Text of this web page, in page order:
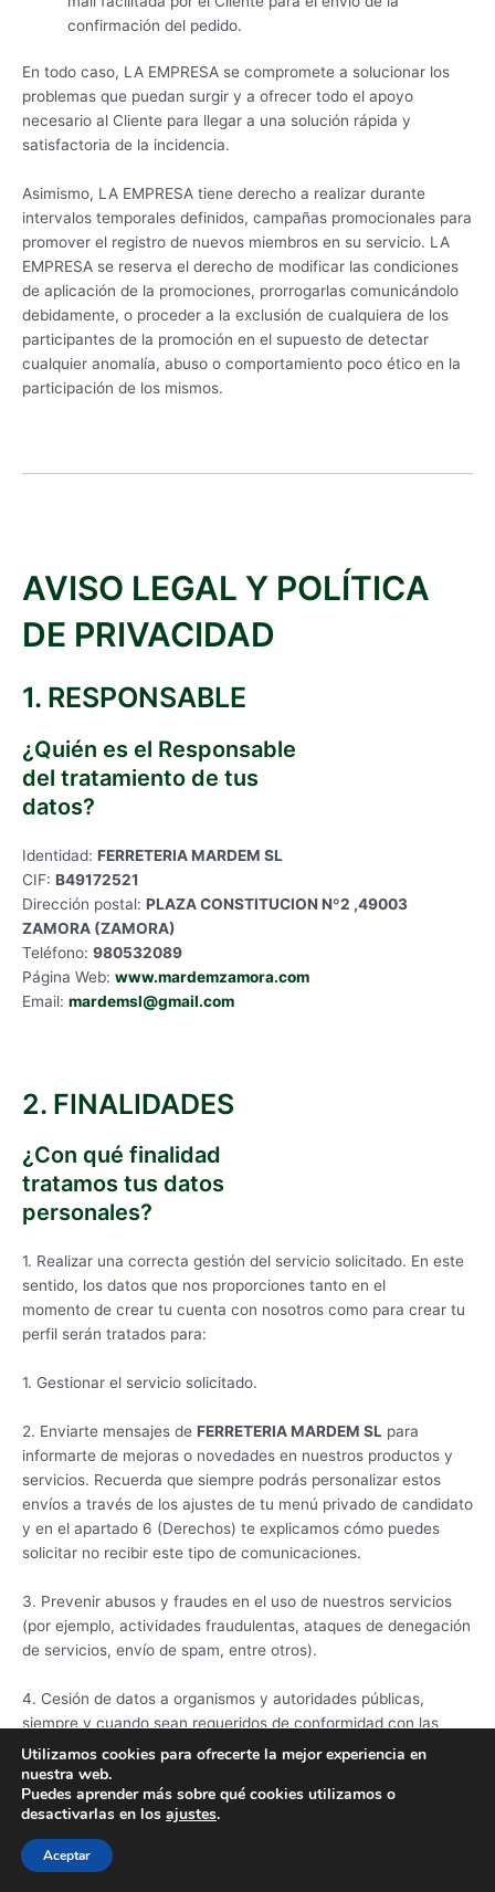
confirmación del pedido.
En todo caso, LA EMPRESA se compromete a solucionar los
problemas que puedan surgir y a ofrecer todo el apoyo
necesario al Cliente para llegar a una solución rápida y
satisfactoria de la incidencia.
Asimismo, LA EMPRESA tiene derecho a realizar durante
intervalos temporales definidos, campañas promocionales para
promover el registro de nuevos miembros en su servicio. LA
EMPRESA se reserva el derecho de modificar las condiciones
de aplicación de la promociones, prorrogarlas comunicándolo
debidamente, o proceder a la exclusión de cualquiera de los
participantes de la promoción en el supuesto de detectar
cualquier anomalía, abuso o comportamiento poco ético en la
participación de los mismos.
AVISO LEGAL Y POLÍTICA
DE PRIVACIDAD
1. RESPONSABLE
¿Quién es el Responsable
del tratamiento de tus
datos?
Identidad: FERRETERIA MARDEM SL
CIF: B49172521
Dirección postal: PLAZA CONSTITUCION Nº2 ,49003
ZAMORA (ZAMORA)
Teléfono: 980532089
Página Web: www.mardemzamora.com
Email: mardemsl@gmail.com
2. FINALIDADES
¿Con qué finalidad
tratamos tus datos
personales?
1. Realizar una correcta gestión del servicio solicitado. En este
sentido, los datos que nos proporciones tanto en el
momento de crear tu cuenta con nosotros como para crear tu
perfil serán tratados para:
1. Gestionar el servicio solicitado.
2. Enviarte mensajes de FERRETERIA MARDEM SL para
informarte de mejoras o novedades en nuestros productos y
servicios. Recuerda que siempre podrás personalizar estos
envíos a través de los ajustes de tu menú privado de candidato
y en el apartado 6 (Derechos) te explicamos cómo puedes
solicitar no recibir este tipo de comunicaciones.
3. Prevenir abusos y fraudes en el uso de nuestros servicios
(por ejemplo, actividades fraudulentas, ataques de denegación
de servicios, envío de spam, entre otros).
4. Cesión de datos a organismos y autoridades públicas,
siempre y cuando sean requeridos de conformidad con las
disposiciones legales y reglamentarias.
3. PLAZO DE CONSERVACIÓN DE
Utilizamos cookies para ofrecerte la mejor experiencia en
nuestra web.
Puedes aprender más sobre qué cookies utilizamos o
desactivarlas en los ajustes.
Aceptar